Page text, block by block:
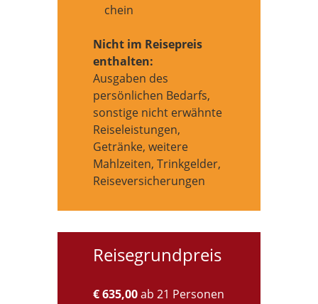
chein
Nicht im Reisepreis
enthalten:
Ausgaben des
persönlichen Bedarfs,
sonstige nicht erwähnte
Reiseleistungen,
Getränke, weitere
Mahlzeiten, Trinkgelder,
Reiseversicherungen
Reisegrundpreis
€ 635,00ab 21 Personen